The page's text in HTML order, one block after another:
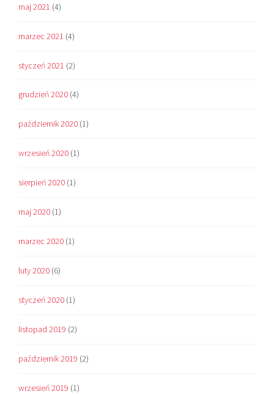
maj 2021 (4)
marzec 2021 (4)
styczeń 2021 (2)
grudzień 2020 (4)
październik 2020 (1)
wrzesień 2020 (1)
sierpień 2020 (1)
maj 2020 (1)
marzec 2020 (1)
luty 2020 (6)
styczeń 2020 (1)
listopad 2019 (2)
październik 2019 (2)
wrzesień 2019 (1)